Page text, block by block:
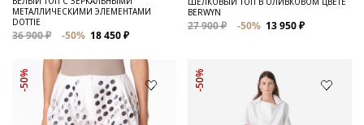
МЕТАЛЛИЧЕСКИМИ ЭЛЕМЕНТАМИ
DOTTIE
36 900 ₽ -50% 18 450 ₽
BERWYN
27 900 ₽ -50% 13 950 ₽
-50% -50%